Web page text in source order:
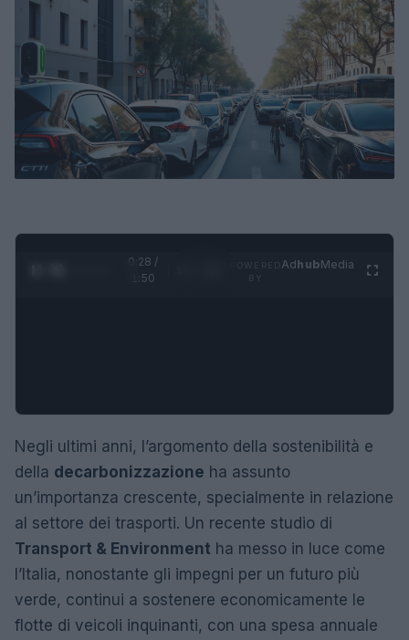
0:29 /
1:50
AdhubMedia
Negli ultimi anni, l’argomento della sostenibilità e
della decarbonizzazione ha assunto
un’importanza crescente, specialmente in relazione
al settore dei trasporti. Un recente studio di
Transport & Environment ha messo in luce come
l’Italia, nonostante gli impegni per un futuro più
verde, continui a sostenere economicamente le
flotte di veicoli inquinanti, con una spesa annuale